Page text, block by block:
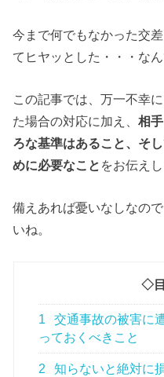
今まで何でもなかった交
てヒヤッとした・・・な
この記事では、万一不幸
た場合の対応に加え、相
ろな基準はあること、そ
めに必要なこと をお伝えし
備えあれば憂いなしなの
いね。
◇
1
交通事故の被害に
っておくべきこと
2
知らないと絶対に